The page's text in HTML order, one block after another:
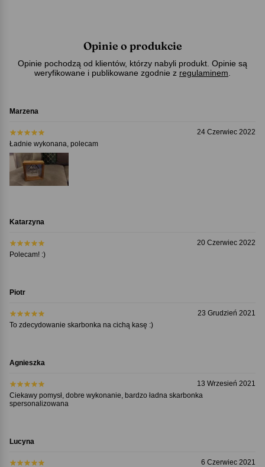
Opinie o produkcie
Opinie pochodzą od klientów, którzy nabyli produkt. Opinie są
weryfikowane i publikowane zgodnie z regulaminem
Marzena
24 Czerwiec 2022
Ładnie wykonana, polecam
Katarzyna
20 Czerwiec 2022
Polecam! :)
Piotr
23 Grudzień 2021
To zdecydowanie skarbonka na cichą kasę :)
Agnieszka
13 Wrzesień 2021
Ciekawy pomysł, dobre wykonanie, bardzo ładna skarbonka
spersonalizowana
Lucyna
6 Czerwiec 2021